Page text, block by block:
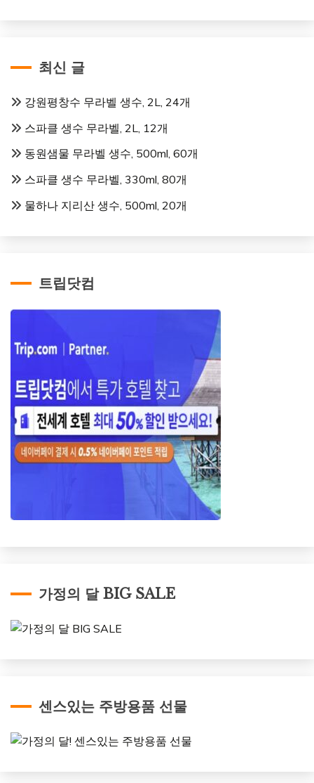
최신 글
강원평창수 무라벨 생수, 2L, 24개
스파클 생수 무라벨, 2L, 12개
동원샘물 무라벨 생수, 500ml, 60개
스파클 생수 무라벨, 330ml, 80개
물하나 지리산 생수, 500ml, 20개
트립닷컴
가정의 달 BIG SALE
센스있는 주방용품 선물